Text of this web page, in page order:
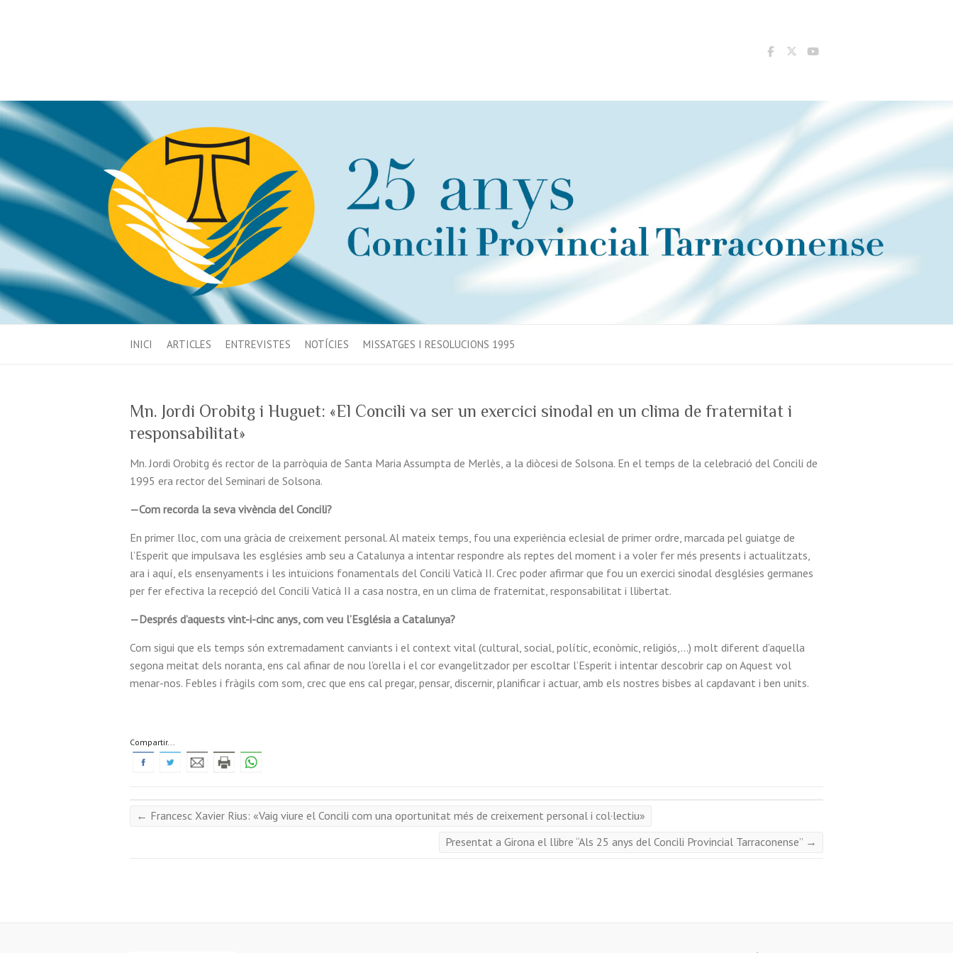
INICI ARTICLES ENTREVISTES NOTÍCIES MISSATGES I RESOLUCIONS 1995
Mn. Jordi Orobitg i Huguet: «El Concili va ser un exercici sinodal en un clima de fraternitat i
responsabilitat»
Mn. Jordi Orobitg és rector de la parròquia de Santa Maria Assumpta de Merlès, a la diòcesi de Solsona. En el temps de la celebració del Concili de
1995 era rector del Seminari de Solsona.
—Com recorda la seva vivència del Concili?
En primer lloc, com una gràcia de creixement personal. Al mateix temps, fou una experiència eclesial de primer ordre, marcada pel guiatge de
l’Esperit que impulsava les esglésies amb seu a Catalunya a intentar respondre als reptes del moment i a voler fer més presents i actualitzats,
ara i aquí, els ensenyaments i les intuïcions fonamentals del Concili Vaticà II. Crec poder afirmar que fou un exercici sinodal d’esglésies germanes
per fer efectiva la recepció del Concili Vaticà II a casa nostra, en un clima de fraternitat, responsabilitat i llibertat.
—Després d’aquests vint-i-cinc anys, com veu l’Església a Catalunya?
Com sigui que els temps són extremadament canviants i el context vital (cultural, social, polític, econòmic, religiós,…) molt diferent d’aquella
segona meitat dels noranta, ens cal afinar de nou l’orella i el cor evangelitzador per escoltar l’Esperit i intentar descobrir cap on Aquest vol
menar-nos. Febles i fràgils com som, crec que ens cal pregar, pensar, discernir, planificar i actuar, amb els nostres bisbes al capdavant i ben units.
Compartir...
← Francesc Xavier Rius: «Vaig viure el Concili com una oportunitat més de creixement personal i col·lectiu»
Presentat a Girona el llibre “Als 25 anys del Concili Provincial Tarraconense” →